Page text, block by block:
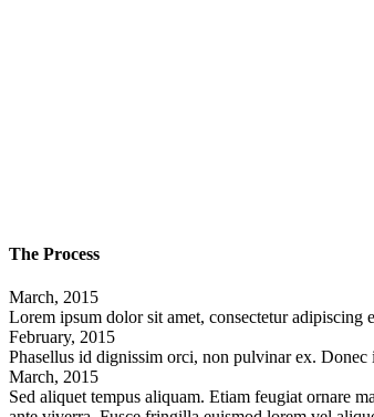
The Process
March, 2015
Lorem ipsum dolor sit amet, consectetur
February, 2015
Phasellus id dignissim orci, non pulvinar ex. Donec
March, 2015
Sed aliquet tempus aliquam. Etiam feugiat ornare